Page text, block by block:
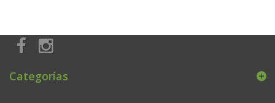
Categorías